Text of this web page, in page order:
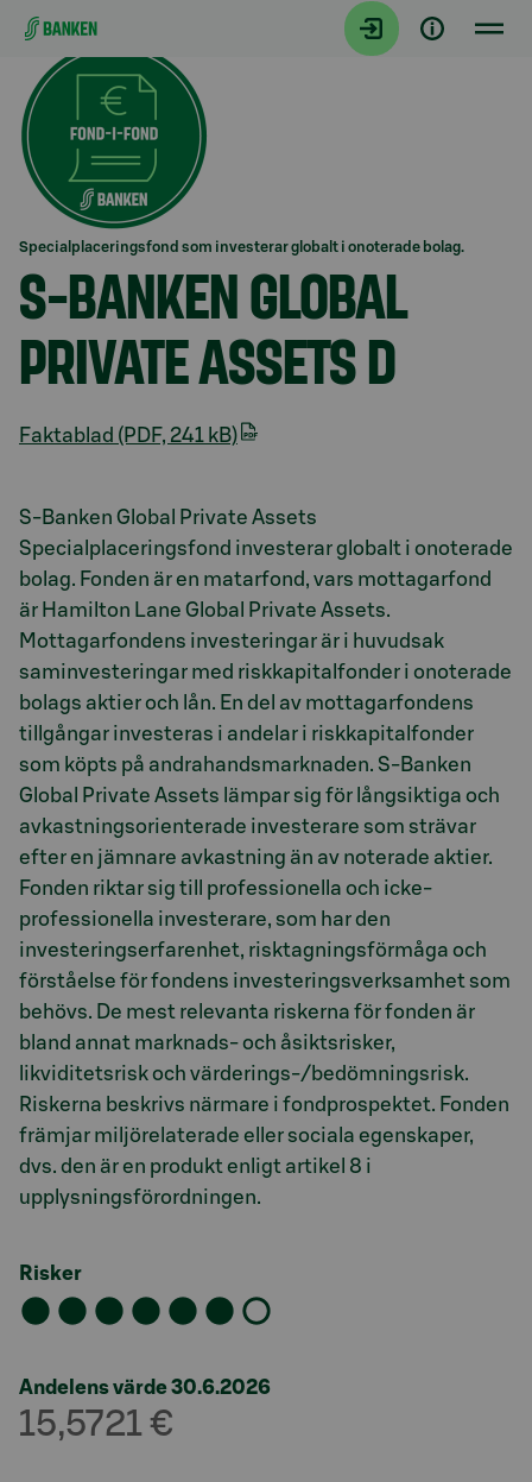
Gå direkt till innehållet
Specialplaceringsfond som investerar globalt i onoterade bolag.
S-BANKEN GLOBAL
PRIVATE ASSETS D
Faktablad (PDF, 241 kB)
Avsnitt med titel Presentation
S-Banken Global Private Assets
Specialplaceringsfond investerar globalt i onoterade
bolag. Fonden är en matarfond, vars mottagarfond
är Hamilton Lane Global Private Assets.
Mottagarfondens investeringar är i huvudsak
saminvesteringar med riskkapitalfonder i onoterade
bolags aktier och lån. En del av mottagarfondens
tillgångar investeras i andelar i riskkapitalfonder
som köpts på andrahandsmarknaden. S-Banken
Global Private Assets lämpar sig för långsiktiga och
avkastningsorienterade investerare som strävar
efter en jämnare avkastning än av noterade aktier.
Fonden riktar sig till professionella och icke-
professionella investerare, som har den
investeringserfarenhet, risktagningsförmåga och
förståelse för fondens investeringsverksamhet som
behövs. De mest relevanta riskerna för fonden är
bland annat marknads- och åsiktsrisker,
likviditetsrisk och värderings-/bedömningsrisk.
Riskerna beskrivs närmare i fondprospektet. Fonden
främjar miljörelaterade eller sociala egenskaper,
dvs. den är en produkt enligt artikel 8 i
upplysningsförordningen.
Risker
Andelens värde 30.6.2026
15,5721 €